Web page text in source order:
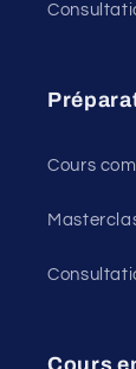
Cours
Cours